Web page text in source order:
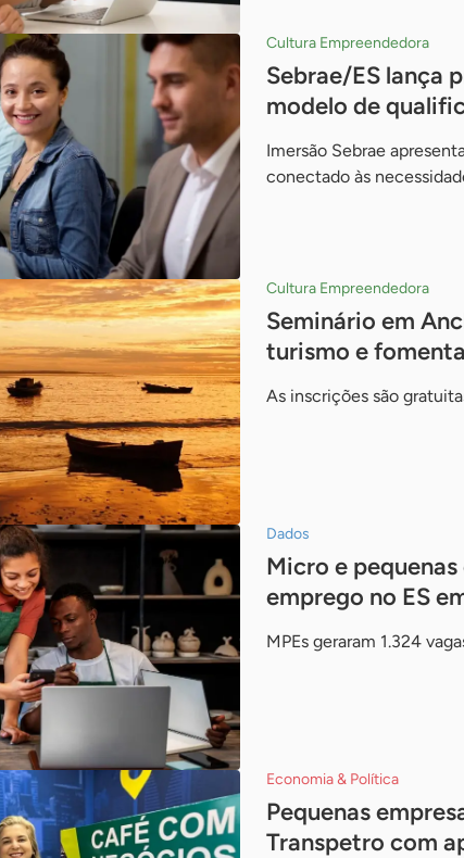
Cultura Empreendedora
Sebrae/ES lança
modelo de
Imersão Sebrae
conectado às
Cultura Empreendedora
Seminário em
turismo e
As inscrições são
Dados
Micro e
emprego no ES
MPEs geraram 1.324
Economia & Política
Pequenas
Transpetro com